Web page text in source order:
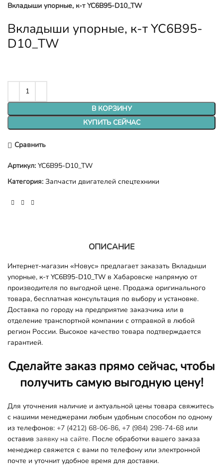
Вкладыши упорные, к-т YC6B95-D10_TW
Вкладыши упорные, к-т YC6B95-
D10_TW
В КОРЗИНУ
КУПИТЬ СЕЙЧАС
Сравнить
Артикул: YC6B95-D10_TW
Категория: Запчасти двигателей спецтехники
ОПИСАНИЕ
Интернет-магазин «Новус» предлагает заказать Вкладыши
упорные, к-т YC6B95-D10_TW в Хабаровске напрямую от
производителя по выгодной цене. Продажа оригинального
товара, бесплатная консультация по выбору и установке.
Доставка по городу на предприятие заказчика или в
отделение транспортной компании с отправкой в любой
регион России. Высокое качество товара подтверждается
гарантией.
Сделайте заказ прямо сейчас, чтобы
получить самую выгодную цену!
Для уточнения наличие и актуальной цены товара свяжитесь
с нашими менеджерами любым удобным способом по одному
из телефонов: +7 (4212) 68-06-86, +7 (984) 298-74-68 или
оставив заявку на сайте. После обработки вашего заказа
менеджер свяжется с вами по телефону или электронной
почте и уточнит удобное время для доставки.